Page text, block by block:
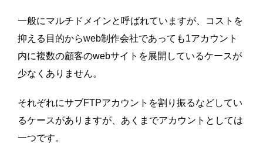
一般にマルチドメインと呼ばれていますが、コストを
抑える目的からweb制作会社であっても1アカウント
内に複数の顧客のwebサイトを展開しているケースが
少なくありません。
それぞれにサブFTPアカウントを割り振るなどしてい
るケースがありますが、あくまでアカウントとしては
一つです。